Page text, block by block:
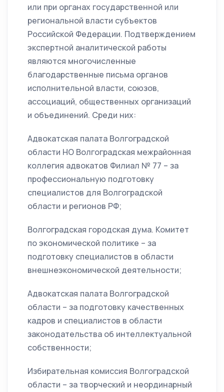
или при органах государственной или
региональной власти субъектов
Российской Федерации. Подтверждением
экспертной аналитической работы
являются многочисленные
благодарственные письма органов
исполнительной власти, союзов,
ассоциаций, общественных организаций
и объединений. Среди них:
Адвокатская палата Волгоградской
области НО Волгоградская межрайонная
коллегия адвокатов Филиал № 77 – за
профессиональную подготовку
специалистов для Волгоградской
области и регионов РФ;
Волгоградская городская дума. Комитет
по экономической политике – за
подготовку специалистов в области
внешнеэкономической деятельности;
Адвокатская палата Волгоградской
области – за подготовку качественных
кадров и специалистов в области
законодательства об интеллектуальной
собственности;
Избирательная комиссия Волгоградской
области – за творческий и неординарный